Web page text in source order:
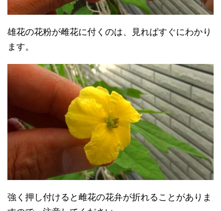
雄花の花粉が雌花に付くのは、見ればすぐにわかり
ます。
強く押し付けると雌花の花弁が折れることがありま